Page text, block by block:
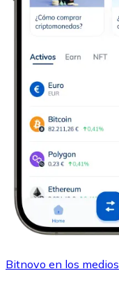
Bitnovo en los medios